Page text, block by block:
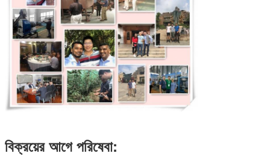
বিক্রয়ের আগে পরিষেবা: